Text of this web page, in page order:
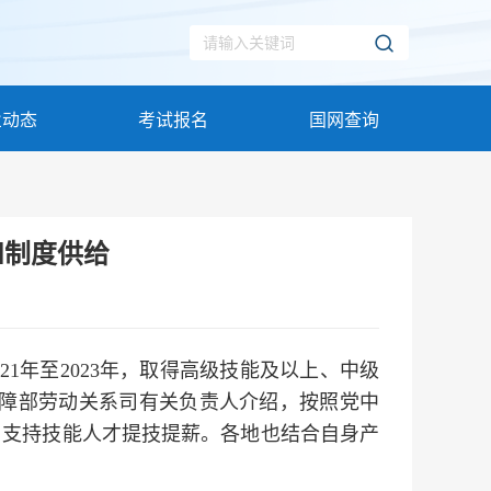
态 考试报名 国网查询
度供给
年至2023年，取得高级技能及以上、中级
部劳动关系司有关负责人介绍，按照党中
持技能人才提技提薪。各地也结合自身产